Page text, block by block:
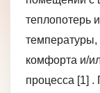
теплопотерь
комфорта и/
процесса [1]